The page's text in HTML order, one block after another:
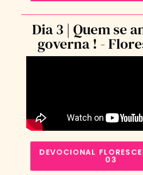
Dia 3 | Quem se
governa ! -
DEVOCIONAL
03